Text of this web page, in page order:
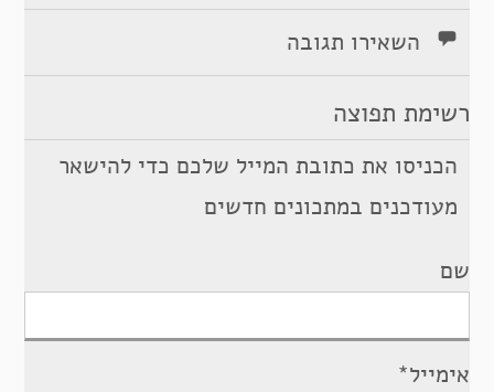
השאירו תגובה
רשימת תפוצה
הכניסו את כתובת המייל שלכם כדי להישאר
מעודכנים במתכונים חדשים
שם
אימייל*